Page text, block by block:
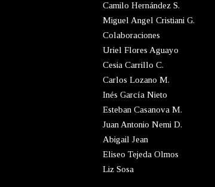
Camilo Hernández S.
Miguel Angel Cristiani G.
Colaboraciones
Uriel Flores Aguayo
Cesia Carrillo C.
Carlos Lozano M.
Inés García Nieto
Esteban Casanova M.
Juan Antonio Nemi D.
Abigail Jean
Eliseo Tejeda Olmos
Liz Sosa